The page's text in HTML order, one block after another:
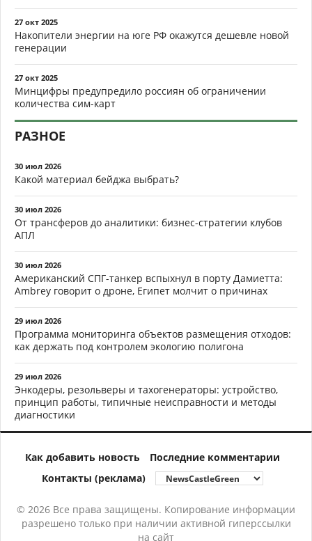
27 окт 2025
Накопители энергии на юге РФ окажутся дешевле новой
генерации
27 окт 2025
Минцифры предупредило россиян об ограничении
количества сим-карт
РАЗНОЕ
30 июл 2026
Какой материал бейджа выбрать?
30 июл 2026
От трансферов до аналитики: бизнес-стратегии клубов
АПЛ
30 июл 2026
Американский СПГ-танкер вспыхнул в порту Дамиетта:
Ambrey говорит о дроне, Египет молчит о причинах
29 июл 2026
Программа мониторинга объектов размещения отходов:
как держать под контролем экологию полигона
29 июл 2026
Энкодеры, резольверы и тахогенераторы: устройство,
принцип работы, типичные неисправности и методы
диагностики
Как добавить новость
Последние комментарии
Контакты (реклама)
© 2026 Все права защищены. Копирование информации
разрешено только при наличии активной гиперссылки
на сайт